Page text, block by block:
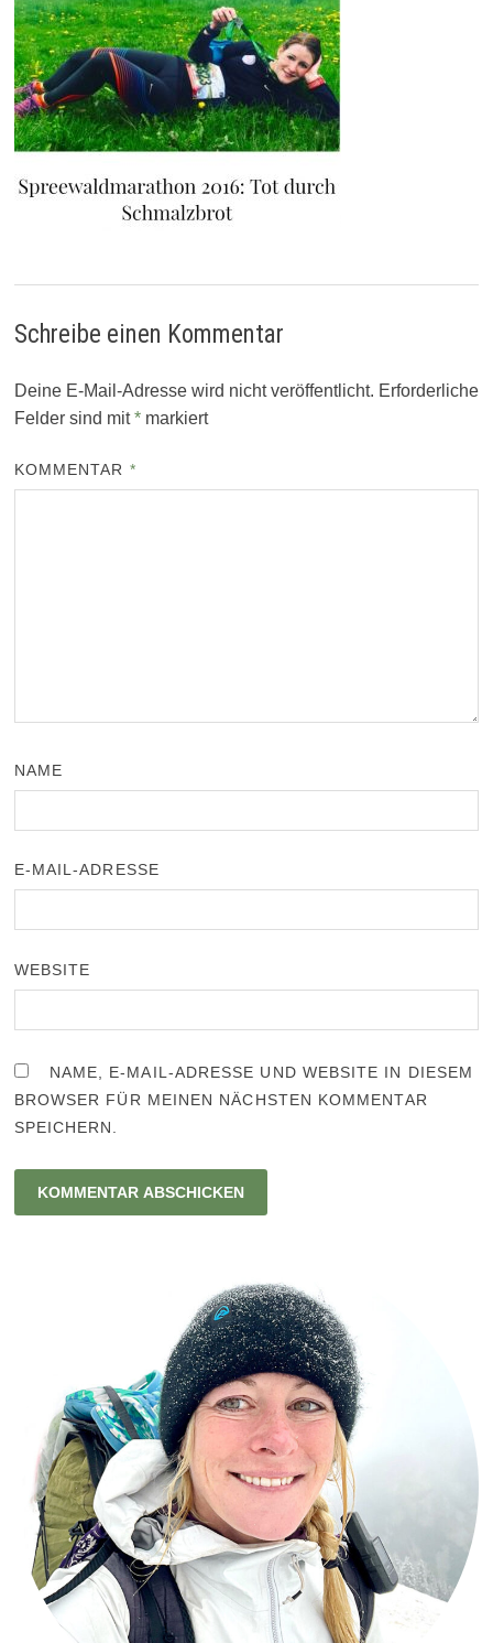
Schreibe einen Kommentar
Deine E-Mail-Adresse wird nicht veröffentlicht. Erforderliche
Felder sind mit*markiert
KOMMENTAR *
NAME
E-MAIL-ADRESSE
WEBSITE
NAME, E-MAIL-ADRESSE UND WEBSITE IN DIESEM
BROWSER FÜR MEINEN NÄCHSTEN KOMMENTAR
SPEICHERN.